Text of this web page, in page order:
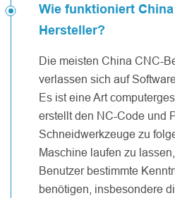
Wie funktioniert
Hersteller?
Die meisten China CNC-
verlassen sich auf
Es ist eine Art
erstellt den NC-Code und
Schneidwerkzeuge zu
Maschine laufen zu
Benutzer bestimmte
benötigen, insbesondere